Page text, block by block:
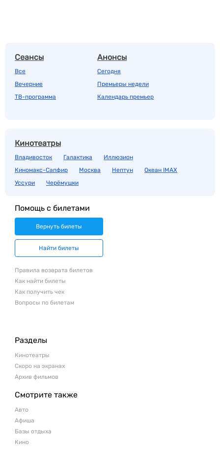
Сеансы
Все
Вечерние
ТВ-программа
Анонсы
Сегодня
Премьеры недели
Календарь премьер
Кинотеатры
Владивосток Галактика
Иллюзион
Киномакс-Сапфир
Москва Нептун
Океан IMAX
Уссури
Черёмушки
Помощь с билетами
Вернуть билеты
Найти билеты
Правила возврата билетов
Как найти билеты
Как получить чек
Вопросы по билетам
Разделы
Кинотеатры
Скоро на экранах
Архив фильмов
Смотрите также
Авто
Афиша
Базы отдыха
Кино